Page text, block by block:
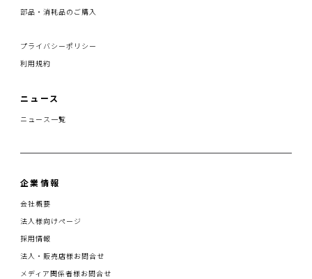
部品・消耗品のご購入
プライバシーポリシー
利用規約
ニュース
ニュース一覧
企業情報
会社概要
法人様向けページ
採用情報
法人・販売店様お問合せ
メディア関係者様お問合せ